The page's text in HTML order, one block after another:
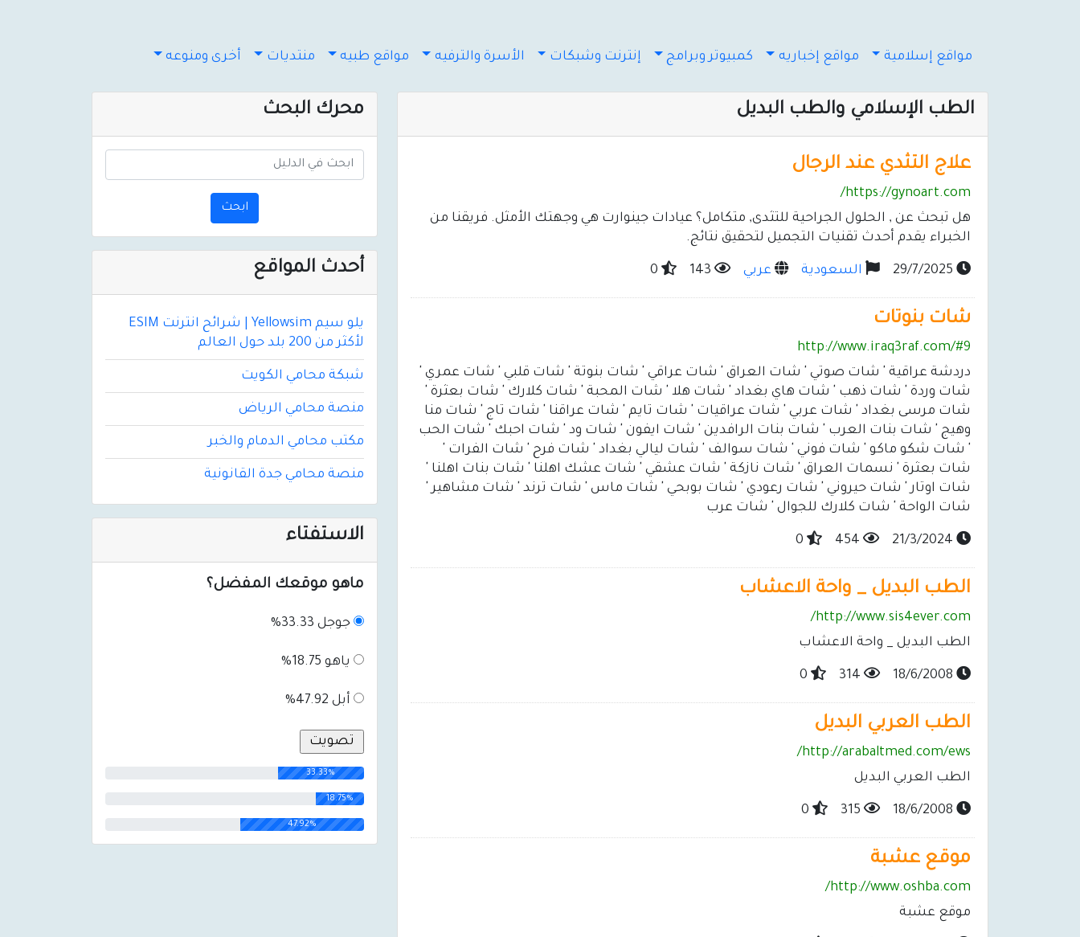
مواقع إسلامية مواقع إخباريه كمبيوتر وبرامج إنترنت وشبكات الأسرة والترفيه مواقع طبيه منتديات أخرى ومنوعه
الطب الإسلامي والطب البديل
علاج التثدي عند الرجال
https://gynoart.com/
هل تبحث عن , الحلول الجراحية للتثدى, متكامل؟ عيادات جينوارت هي وجهتك الأمثل. فريقنا من
الخبراء يقدم أحدث تقنيات التجميل لتحقيق نتائج.
السعودية عربي
شات بنوتات
http://www.iraq3raf.com/#9
دردشة عراقية ' شات صوتي ' شات العراق ' شات عراقي ' شات بنوتة ' شات قلبي ' شات عمري '
شات وردة ' شات ذهب ' شات هاي بغداد ' شات هلا ' شات المحبة ' شات كلارك ' شات بعثرة '
شات مرسى بغداد ' شات عربي ' شات عراقيات ' شات تايم ' شات عراقنا ' شات تاج ' شات منا
وهيج ' شات بنات العرب ' شات بنات الرافدين ' شات ايفون ' شات ود ' شات احبك ' شات الحب
' شات شكو ماكو ' شات فوني ' شات سوالف ' شات ليالي بغداد ' شات فرح ' شات الفرات '
شات بعثرة ' نسمات العراق ' شات نازكة ' شات عشقي ' شات عشك اهلنا ' شات بنات اهلنا '
شات اوتار ' شات حيروني ' شات رعودي ' شات بوبحي ' شات ماس ' شات ترند ' شات مشاهير '
شات الواحة ' شات كلارك للجوال ' شات عرب
الطب البديل _ واحة الاعشاب
http://www.sis4ever.com/
الطب البديل _ واحة الاعشاب
الطب العربي البديل
http://arabaltmed.com/ews/
الطب العربي البديل
موقع عشبة
http://www.oshba.com/
موقع عشبة
محرك البحث
ابحث
أحدث المواقع
يلو سيم Yellowsim | شرائح انترنت ESIM
لأكثر من 200 بلد حول العالم
شبكة محامي الكويت
منصة محامي الرياض
مكتب محامي الدمام والخبر
منصة محامي جدة القانونية
الاستفتاء
ماهو موقعك المفضل؟
جوجل 33.33%
ياهو 18.75%
أبل 47.92%
33.33%
18.75%
47.92%